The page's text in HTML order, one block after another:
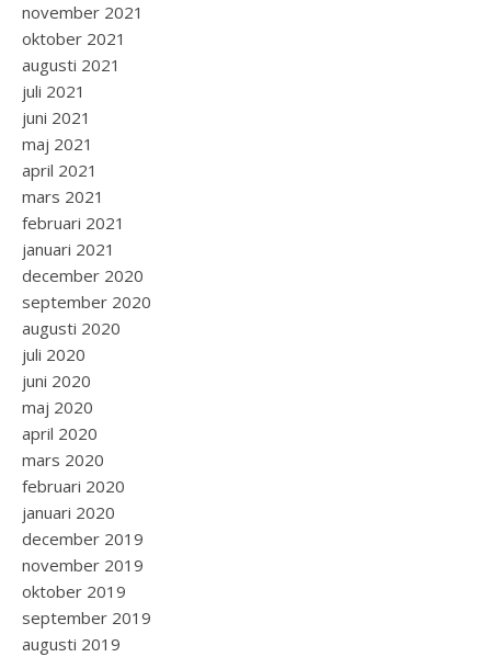
november 2021
oktober 2021
augusti 2021
juli 2021
juni 2021
maj 2021
april 2021
mars 2021
februari 2021
januari 2021
december 2020
september 2020
augusti 2020
juli 2020
juni 2020
maj 2020
april 2020
mars 2020
februari 2020
januari 2020
december 2019
november 2019
oktober 2019
september 2019
augusti 2019